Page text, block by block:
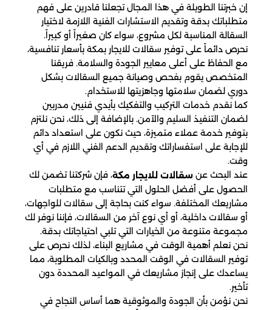
إن خبرتنا الطويلة في هذا المجال تجعلنا قادرين على فهم
متطلباتك بدقة وتقديم الاستشارات الفنية اللازمة لاختيار
السقالة المناسبة لكل مشروع، سواء كان صغيراً أو كبيراً.
نحرص دائماً على توفير سقالات للايجار بمكة بأسعار تنافسية،
مع الحفاظ على أعلى معايير الجودة والسلامة. فريقنا
المتخصص يقوم بفحص وصيانة جميع السقالات بشكل
دوري لضمان سلامتها وجاهزيتها للاستخدام.
كما نقدم خدمات التركيب والتفكيك بأيدي فنيين مدربين
لضمان التنفيذ السليم والآمن. بالإضافة إلى ذلك، نحن نلتزم
بتوفير خدمة عملاء متميزة، حيث نكون على استعداد دائم
للإجابة على استفساراتك وتقديم الدعم الفني اللازم في أي
وقت.
عند البحث عن سقالات للايجار مكة، فإن شركتنا تضمن لك
الحصول على أفضل الحلول التي تتناسب مع متطلبات
مشاريعك المختلفة. سواء كنت بحاجة إلى سقالات للواجهات،
أو سقالات داخلية، أو أي نوع آخر من السقالات، فإننا نوفر لك
مجموعة متنوعة من الخيارات التي تلبي احتياجاتك بدقة.
نحن نعلم أهمية الوقت في مشاريع البناء، لذلك نحرص على
توفير السقالات في الوقت المحدد وبالكيات المطلوبة، مما
يساعدك على إنجاز مشاريعك في المواعيد المحددة دون
تأخير.
نحن نؤمن بأن الجودة والموثوقية هما أساس النجاح في